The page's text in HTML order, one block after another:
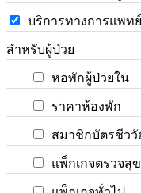
บริการทางการแพทย์
สำหรับผู้ป่วย
หอพักผู้ป่วยใน
ราคาห้องพัก
สมาชิกบัตรชีว
แพ็กเกจตรวจสุ